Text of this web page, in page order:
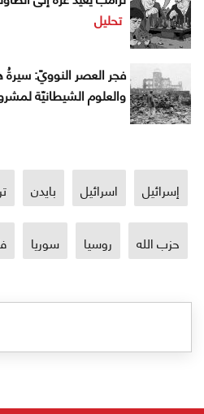
تحليل
فجر العصر النوويّ:
والعلوم الشيطانيّة
إسرائيل اسرائيل بايدن
حزب الله روسيا سوريا